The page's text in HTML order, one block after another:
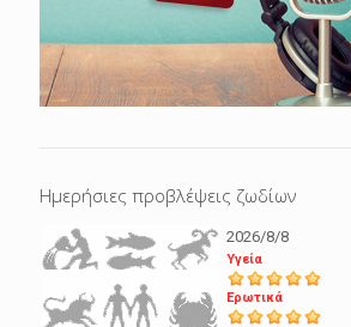
Ημερήσιες προβλέψεις ζωδίων
2026/8/8
Υγεία
Ερωτικά